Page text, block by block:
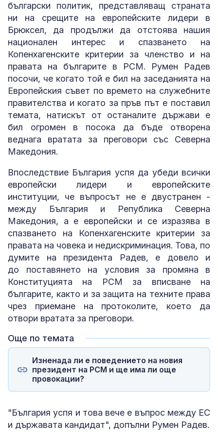
български политик, представляващ страната
ни на срещите на европейските лидери в
Брюксел, да продължи да отстоява нашия
национален интерес и спазването на
Копенхагенските критерии за членство и на
правата на българите в РСМ. Румен Радев
посочи, че когато той е бил на заседанията на
Европейския съвет по времето на служебните
правителства и когато за пръв път е поставил
темата, натискът от останалите държави е
бил огромен в посока да бъде отворена
веднага вратата за преговори със Северна
Македония.
Впоследствие България успя да убеди всички
европейски лидери и европейските
институции, че въпросът не е двустранен -
между България и Република Северна
Македония, а е европейски и се изразява в
спазването на Копенхагенските критерии за
правата на човека и недискриминация. Това, по
думите на президента Радев, е довело и
до поставянето на условия за промяна в
Конституцията на РСМ за вписване на
българите, както и за защита на техните права
чрез приемане на протоколите, което да
отвори вратата за преговори.
Още по темата
Изненада ли е поведението на новия
президент на РСМ и ще има ли още
провокации?
"България успя и това вече е въпрос между ЕС
и държавата кандидат", допълни Румен Радев.